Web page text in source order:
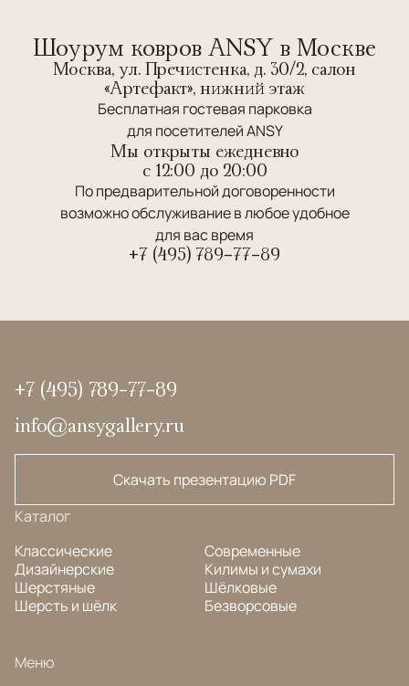
Шоурум ковров ANSY в Москве
Москва, ул. Пречистенка, д. 30/2, салон
«Артефакт», нижний этаж
Бесплатная гостевая парковка
для посетителей ANSY
Мы открыты ежедневно
c 12:00 до 20:00
По предварительной договоренности
возможно обслуживание в любое удобное
для вас время
+7 (495) 789-77-89
+7 (495) 789-77-89
info@ansygallery.ru
Скачать презентацию PDF
Каталог
Классические
Дизайнерские
Шерстяные
Шерсть и шёлк
Современные
Килимы и сумахи
Шёлковые
Безворсовые
Меню